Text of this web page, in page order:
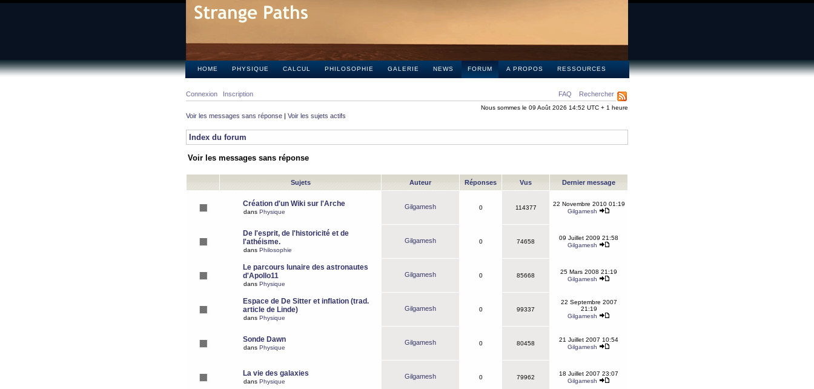
HOME PHYSIQUE CALCUL PHILOSOPHIE GALERIE NEWS FORUM A PROPOS RESSOURCES
FAQ Rechercher
Connexion Inscription
Nous sommes le 09 Août 2026 14:52 UTC + 1 heure
Voir les messages sans réponse | Voir les sujets actifs
Index du forum
Voir les messages sans réponse
Sujets Auteur Réponses Vus Dernier message
Création d'un Wiki sur l'Arche
dans Physique
Gilgamesh 0 114377
22 Novembre 2010 01:19
Gilgamesh
De l'esprit, de l'historicité et de
l'athéisme.
dans Philosophie
Gilgamesh 0 74658
09 Juillet 2009 21:58
Gilgamesh
Le parcours lunaire des astronautes
d'Apollo11
dans Physique
Gilgamesh 0 85668
25 Mars 2008 21:19
Gilgamesh
Espace de De Sitter et inflation (trad.
article de Linde)
dans Physique
Gilgamesh 0 99337
22 Septembre 2007
21:19
Gilgamesh
Sonde Dawn
dans Physique
Gilgamesh 0 80458
21 Juillet 2007 10:54
Gilgamesh
La vie des galaxies
dans Physique
Gilgamesh 0 79962
18 Juillet 2007 23:07
Gilgamesh